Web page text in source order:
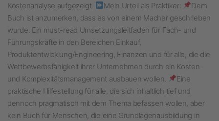
Kostenanalyse aufgezeigt.
Mein Urteil als Praktiker:
Dem
Buch ist anzumerken, dass es von einem Macher geschrieben
wurde. Ein must-read Umsetzungsleitfaden für Fach- und
Führungskräfte in den Bereichen Einkauf,
Produktentwicklung/Engineering, Finanzen und für alle, die die
Wettbewerbsfähigkeit ihrer Unternehmen durch ein Kosten-
und Komplexitätsmanagement ausbauen wollen.
Eine
praktische Hilfestellung für alle, die sich inhaltlich tief und
dennoch pragmatisch mit dem Thema befassen wollen, aber
kein Buch für Menschen, die eine Grundlagenausbildung in